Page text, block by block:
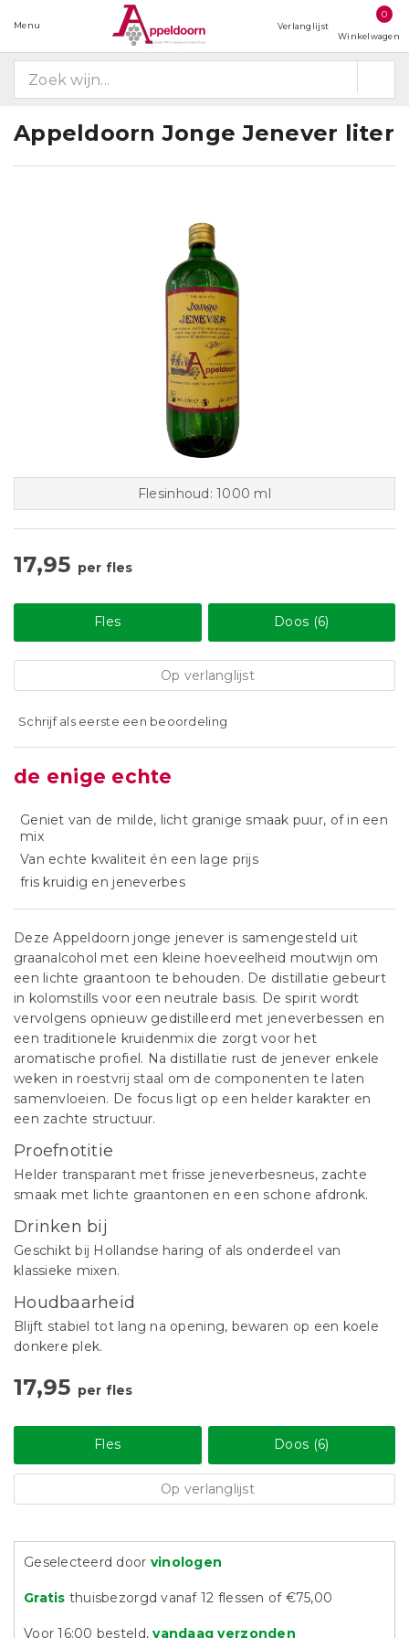
Menu Verlanglijst
0
Winkelwagen
Appeldoorn Jonge Jenever liter
Flesinhoud: 1000 ml
17,95 per fles
Fles Doos (6)
Op verlanglijst
Schrijf als eerste een beoordeling
de enige echte
Geniet van de milde, licht granige smaak puur, of in een
mix
Van echte kwaliteit én een lage prijs
fris kruidig en jeneverbes
Deze Appeldoorn jonge jenever is samengesteld uit
graanalcohol met een kleine hoeveelheid moutwijn om
een lichte graantoon te behouden. De distillatie gebeurt
in kolomstills voor een neutrale basis. De spirit wordt
vervolgens opnieuw gedistilleerd met jeneverbessen en
een traditionele kruidenmix die zorgt voor het
aromatische profiel. Na distillatie rust de jenever enkele
weken in roestvrij staal om de componenten te laten
samenvloeien. De focus ligt op een helder karakter en
een zachte structuur.
Proefnotitie
Helder transparant met frisse jeneverbesneus, zachte
smaak met lichte graantonen en een schone afdronk.
Drinken bij
Geschikt bij Hollandse haring of als onderdeel van
klassieke mixen.
Houdbaarheid
Blijft stabiel tot lang na opening, bewaren op een koele
donkere plek.
17,95 per fles
Fles Doos (6)
Op verlanglijst
Geselecteerd door vinologen
Gratis thuisbezorgd vanaf 12 flessen of €75,00
Voor 16:00 besteld,vandaag verzonden